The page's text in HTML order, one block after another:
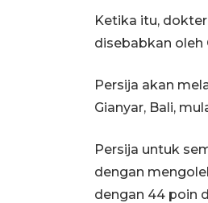
Ketika itu,
disebabkan oleh
Persija akan
Gianyar, Bali,
Persija untuk
dengan
dengan 44 poin